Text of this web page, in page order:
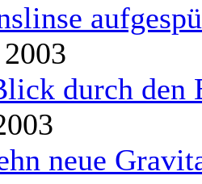
durch den
neue